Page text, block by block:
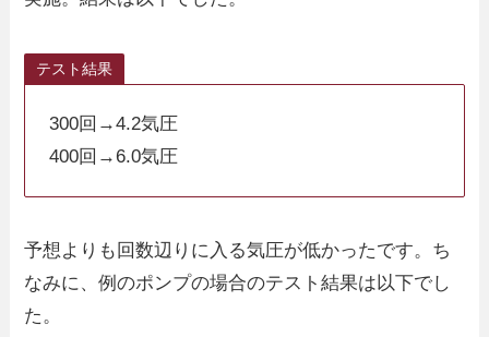
テスト結果
300回→4.2気圧
400回→6.0気圧
予想よりも回数辺りに入る気圧が低かったです。ち
なみに、例のポンプの場合のテスト結果は以下でし
た。